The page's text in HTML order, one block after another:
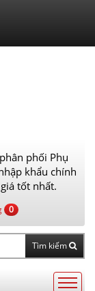
phối Phụ
khẩu chính
tốt nhất.
0
Tìm kiếm